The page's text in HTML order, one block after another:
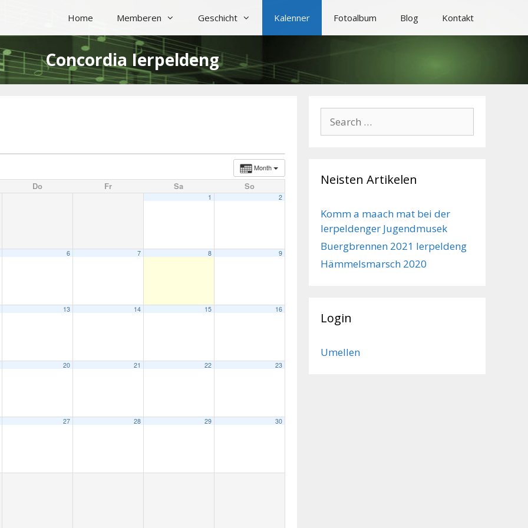
Home Memberen Geschicht Kalenner Fotoalbum Blog Kontakt
Concordia Ierpeldeng
Month
Do Fr Sa So
1 2
6 7 8 9
13 14 15 16
20 21 22 23
27 28 29 30
for:
Neisten Artikelen
Komm a maach mat bei der
Ierpeldenger Jugendmusek
Buergbrennen 2021 Ierpeldeng
Hämmelsmarsch 2020
Login
Umellen